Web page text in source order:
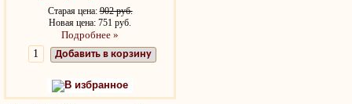
Старая цена:902 руб.
Новая цена: 751 руб.
Подробнее »
Добавить в корзину
В избранное